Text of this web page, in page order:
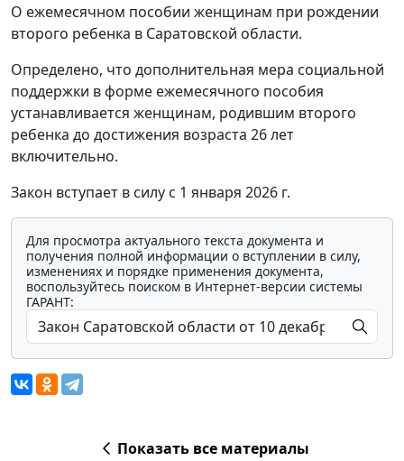
О ежемесячном пособии женщинам при рождении
второго ребенка в Саратовской области.
Определено, что дополнительная мера социальной
поддержки в форме ежемесячного пособия
устанавливается женщинам, родившим второго
ребенка до достижения возраста 26 лет
включительно.
Закон вступает в силу с 1 января 2026 г.
Для просмотра актуального текста документа и
получения полной информации о вступлении в силу,
изменениях и порядке применения документа,
воспользуйтесь поиском в Интернет-версии системы
ГАРАНТ:
Показать все материалы